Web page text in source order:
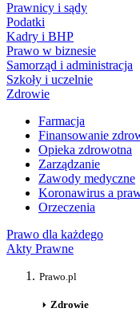
Prawnicy i sądy
Podatki
Kadry i BHP
Prawo w biznesie
Samorząd i administracja
Szkoły i uczelnie
Zdrowie
Farmacja
Finansowanie
Opieka zdrowotna
Zarządzanie
Zawody medyczne
Koronawirus a
Orzeczenia
Prawo dla każdego
Akty Prawne
Prawo.pl
Zdrowie